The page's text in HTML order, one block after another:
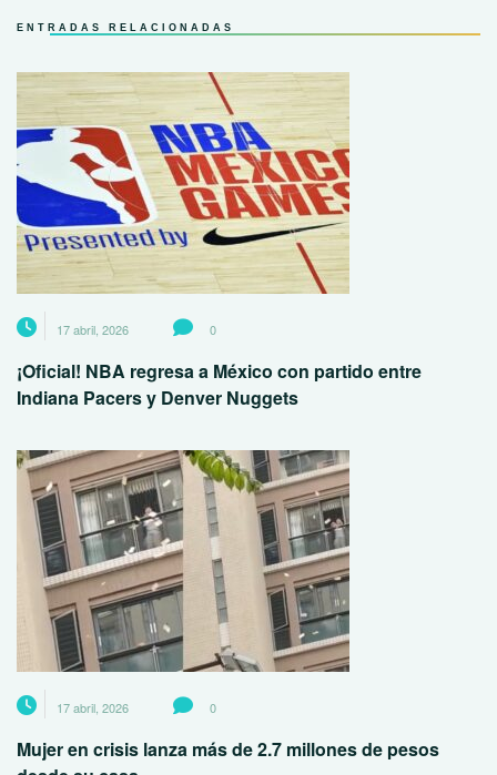
ENTRADAS RELACIONADAS
17 abril, 2026 0
¡Oficial! NBA regresa a México con partido entre
Indiana Pacers y Denver Nuggets
17 abril, 2026 0
Mujer en crisis lanza más de 2.7 millones de pesos